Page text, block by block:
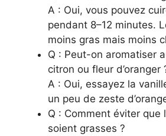
A : Oui, vous pouvez
pendant 8–12 minutes.
moins gras mais moins
Q : Peut-on aromatiser
citron ou fleur d’oranger
A : Oui, essayez la
un peu de zeste
Q : Comment éviter que
soient grasses ?